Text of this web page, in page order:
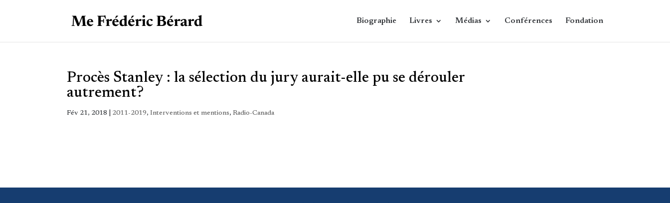
Biographie Livres Médias Conférences Fondation
Procès Stanley : la sélection du jury aurait-elle pu se dérouler
autrement?
Fév 21, 2018 2011-2019,Interventions et mentions,Radio-Canada